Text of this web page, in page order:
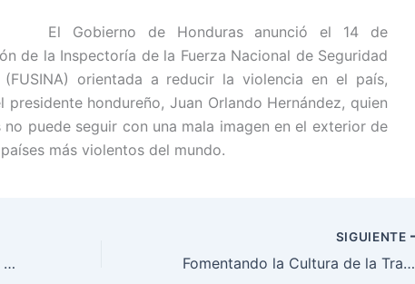
El Gobierno de Honduras anunció el 14 de
de la Inspectoría de la Fuerza Nacional de Seguridad
(FUSINA) orientada a reducir la violencia en el país,
hondureño, Juan Orlando Hernández, quien
puede seguir con una mala imagen en el exterior de
más violentos del mundo.
Militares erradican criaderos de zancudo en El Pedregal
SIGUIENTE
Fomentando la Cultura de la Transparencia y el Acceso a la Información pública